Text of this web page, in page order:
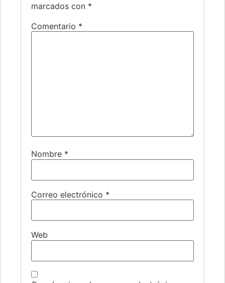
marcados con *
Comentario *
Nombre *
Correo electrónico *
Web